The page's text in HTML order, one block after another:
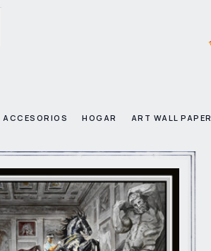
ACCESORIOS HOGAR ART WALL PAPER